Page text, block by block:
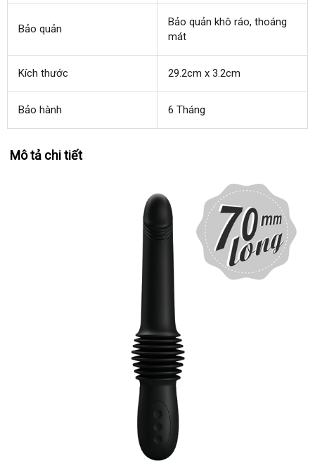
Bảo quản
Bảo quản khô ráogiá
, thoáng
mát
Kích thước 29.2cm x 3.2cm
Bảo hành 6 Tháng
Mô tả chi tiết